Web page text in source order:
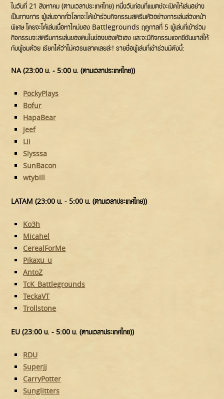
ในวันที่ 21 สิงหาคม (ตามเวลาประเทศไทย) หนึ่งวันก่อนที่แพตช์จะเปิดให้เล่นอย่าง
เป็นทางการ ผู้เล่นจากทั่วโลกจะได้เข้าร่วมกิจกรรมสตรีมตัวอย่างการเล่นล่วงหน้า
พิเศษ โดยจะได้เล่นเนื้อหาใหม่ของ Battlegrounds ฤดูกาลที่ 5 ผู้เล่นที่เข้าร่วม
กิจกรรมจะสตรีมการเล่นของตนในช่องของตัวเอง และจะมีกิจกรรมแจกซีซันพาสให้
กับผู้ชมด้วย เรียกได้ว่าไม่ควรพลาดเลยล่ะ! รายชื่อผู้เล่นที่เข้าร่วมมีดังนี้:
NA (23:00 น. - 5:00 น. (ตามเวลาประเทศไทย))
PockyPlays
Bofur
HapaBear
jeef
Lii
Slysssa
SunBacon
wtybill
LATAM (23:00 น. - 5:00 น. (ตามเวลาประเทศไทย))
Ko3h
Micahel
CerealForMe
Pikaxu_u
AntoZ
TcK_Battlegrounds
TeckaVT
Trollstone
EU (23:00 น. - 5:00 น. (ตามเวลาประเทศไทย))
RDU
Superjj
CarryPotter
Sunglitters